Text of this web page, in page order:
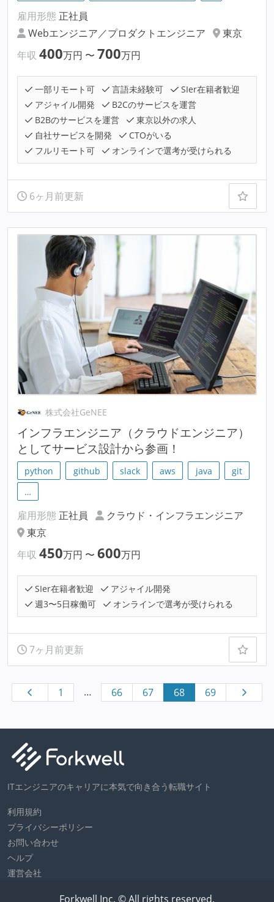
雇用形態 正社員
Webエンジニア／プロダクトエンジニア
東京
年収 400万円 〜 700万円
一部リモート可 言語未経験可
SIer在籍者歓迎
アジャイル開発
B2Cのサービスを運営
B2Bのサービスを運営
東京以外の求人
自社サービスを開発
CTOがいる
フルリモート可
オンラインで選考が受けられる
6ヶ月前更新
株式会社GeNEE
インフラエンジニア（クラウドエンジニア）
としてサービス設計から参画！
python github slack aws java
git
…
雇用形態 正社員
クラウド・インフラエンジニア
東京
年収 450万円 〜 600万円
SIer在籍者歓迎
アジャイル開発
週3〜5日稼働可
オンラインで選考が受けられる
7ヶ月前更新
1 … 66 67 68 69
ITエンジニアのキャリアに本気で向き合う転職サイト
利用規約
プライバシーポリシー
お問い合わせ
ヘルプ
運営会社
Forkwell Inc. © All rights reserved.